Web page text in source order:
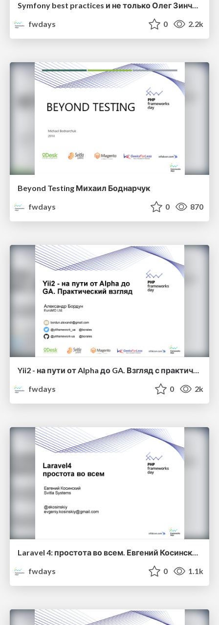
Symfony best practices и не только Олег Зинченко
fwdays
0 2.2k
Beyond Testing Михаил Боднарчук
fwdays
0 870
Yii2 - на пути от Alpha до GA. Взгляд с практической стороны Александр Бордун
fwdays
0 2k
Laravel 4: простота во всем. Евгений Косинский
fwdays
0 1.1k